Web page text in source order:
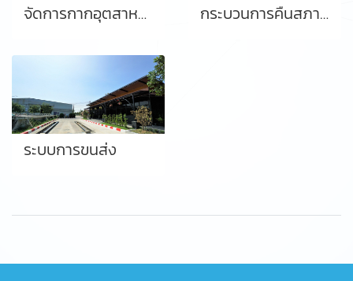
จัดการกากอุตสาหกรรม กระบวนการคืนสภาพกรดด่าง
ระบบการขนส่ง